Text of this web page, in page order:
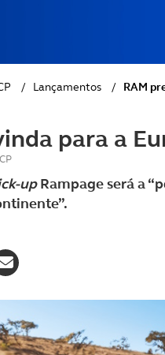
/ Lançamentos / RAM
para a
upRampage será a